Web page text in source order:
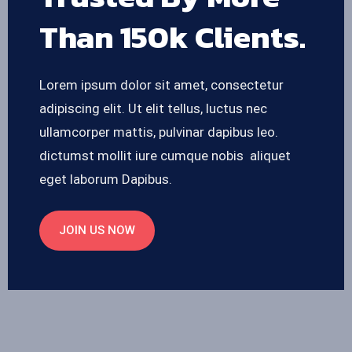
Than 150k Clients.
Lorem ipsum dolor sit amet, consectetur
adipiscing elit. Ut elit tellus, luctus nec
ullamcorper mattis, pulvinar dapibus leo.
dictumst mollit iure cumque nobis aliquet
eget laborum Dapibus.
JOIN US NOW